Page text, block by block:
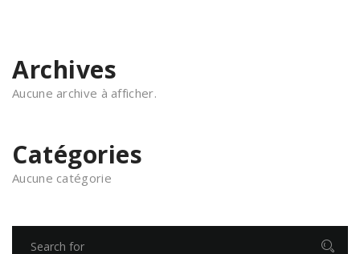
Archives
Aucune archive à afficher.
Catégories
Aucune catégorie